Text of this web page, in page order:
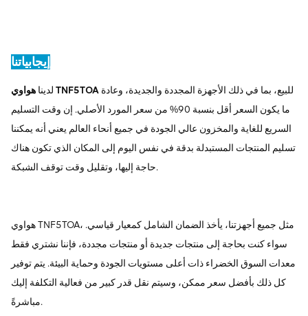
إيجابياتنا
لدينا هواوي TNF5TOA
ما يكون السعر أقل بنسبة 90% من سعر المورد الأصلي. إن وقت التسليم
السريع للغاية والمخزون عالي الجودة في جميع أنحاء العالم يعني أنه يمكننا
تسليم المنتجات المستبدلة بدقة في نفس اليوم إلى المكان الذي تكون هناك
حاجة إليها، وتقليل وقت توقف الشبكة.
هواوي TNF5TOA، مثل جميع أجهزتنا، يأخذ الضمان الشامل كمعيار قياسي.
سواء كنت بحاجة إلى منتجات جديدة أو منتجات مجددة، فإننا نشتري فقط
معدات السوق الخضراء ذات أعلى مستويات الجودة وحماية البيئة. يتم توفير
كل ذلك بأفضل سعر ممكن، وسيتم نقل قدر كبير من فعالية التكلفة إليك
مباشرةً.